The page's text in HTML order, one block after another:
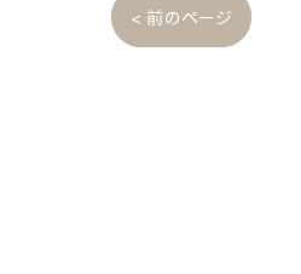
< 前のページ